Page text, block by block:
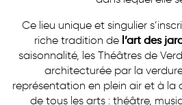
Ce lieu unique et singulier
riche tradition de l’art des
saisonnalité, les Théâtres de
architecturée par la
représentation en plein air et à la
de tous les arts : théâtre,